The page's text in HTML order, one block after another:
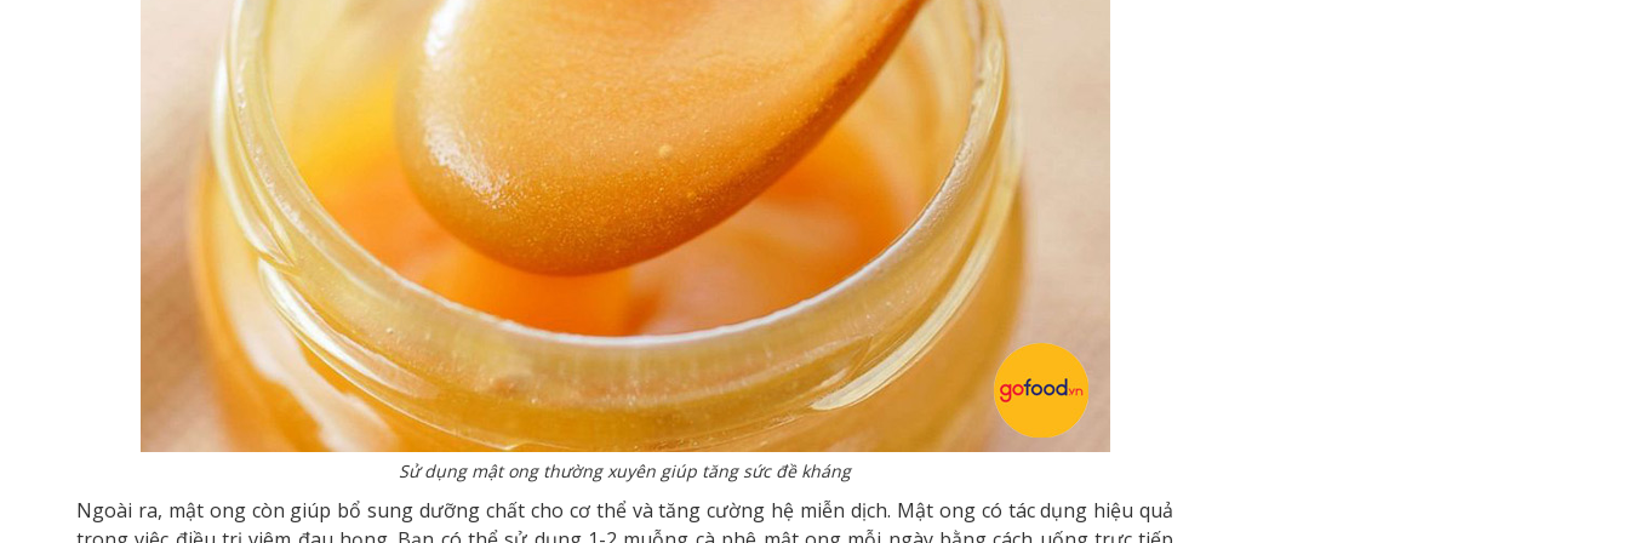
Sử dụng mật ong thường xuyên giúp tăng sức đề kháng
Ngoài ra, mật ong còn giúp bổ sung dưỡng chất cho cơ thể và tăng cường hệ miễn dịch. Mật ong có tác dụng hiệu quả